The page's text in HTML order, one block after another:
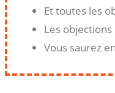
Et toutes les
Les
Vous saurez